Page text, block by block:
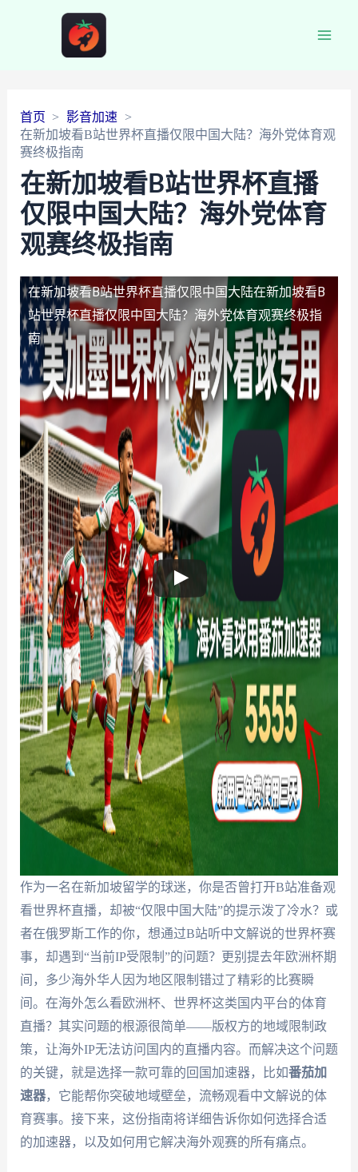
首页
影音加速
在新加坡看B站世界杯直播仅限中国大陆？海外党体育观
赛终极指南
在新加坡看B站世界杯直播
仅限中国大陆？海外党体育
观赛终极指南
在新加坡看B站世界杯直播仅限中国大陆在新加坡看B
站世界杯直播仅限中国大陆？海外党体育观赛终极指
南
作为一名在新加坡留学的球迷，你是否曾打开B站准备观
看世界杯直播，却被“仅限中国大陆”的提示泼了冷水？或
者在俄罗斯工作的你，想通过B站听中文解说的世界杯赛
事，却遇到“当前IP受限制”的问题？更别提去年欧洲杯期
间，多少海外华人因为地区限制错过了精彩的比赛瞬
间。在海外怎么看欧洲杯、世界杯这类国内平台的体育
直播？其实问题的根源很简单——版权方的地域限制政
策，让海外IP无法访问国内的直播内容。而解决这个问题
的关键，就是选择一款可靠的回国加速器，比如番茄加
速器，它能帮你突破地域壁垒，流畅观看中文解说的体
育赛事。接下来，这份指南将详细告诉你如何选择合适
的加速器，以及如何用它解决海外观赛的所有痛点。